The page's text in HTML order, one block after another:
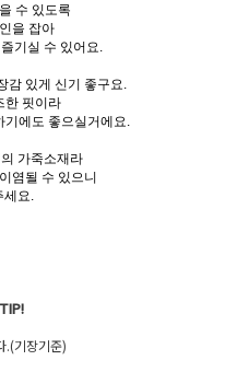
수 있도록
을 잡아
기실 수 있어요.
감 있게 신기 좋구요.
한 핏이라
기에도 좋으실거에요.
가죽소재라
염될 수 있으니
세요.
.(기장기준)